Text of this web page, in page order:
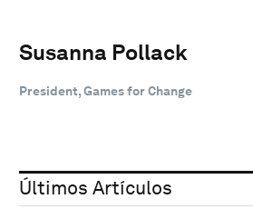
Susanna Pollack
President, Games for Change
Últimos Artículos